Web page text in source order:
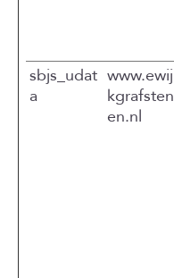
sbjs_udat
a
www.ewij
kgrafsten
en.nl